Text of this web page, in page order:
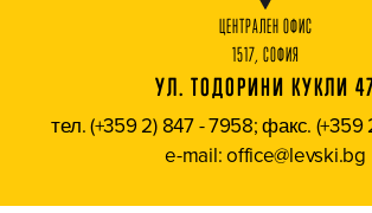
ЦЕНТРАЛЕН ОФИС
1517, СОФИЯ
УЛ. ТОДОРИНИ КУКЛИ
тел. (+359 2) 847 - 7958; факс. (+359
e-mail: office@levski.bg